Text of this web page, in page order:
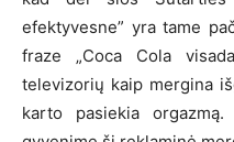
efektyvesne” yra tame
fraze „Coca Cola
televizorių kaip mergina
karto pasiekia